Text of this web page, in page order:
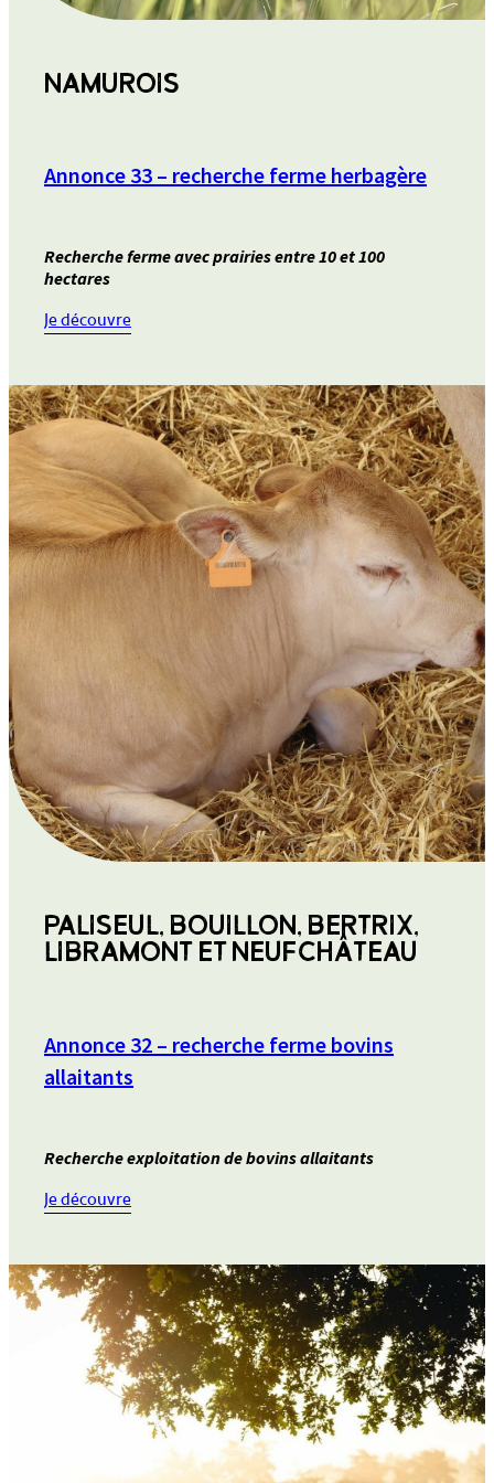
NAMUROIS
Annonce 33 – recherche ferme herbagère
Recherche ferme avec prairies entre 10 et 100
hectares
Je découvre
Annonce
–
recherche
ferme
herbagère
PALISEUL, BOUILLON, BERTRIX,
LIBRAMONT ET NEUFCHÂTEAU
Annonce 32 – recherche ferme bovins
allaitants
Recherche exploitation de bovins allaitants
Je découvre
Annonce
–
recherche
ferme
bovins
allaitants